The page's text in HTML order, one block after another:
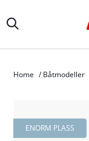
Home /Båtmodeller
ENORM PLASS